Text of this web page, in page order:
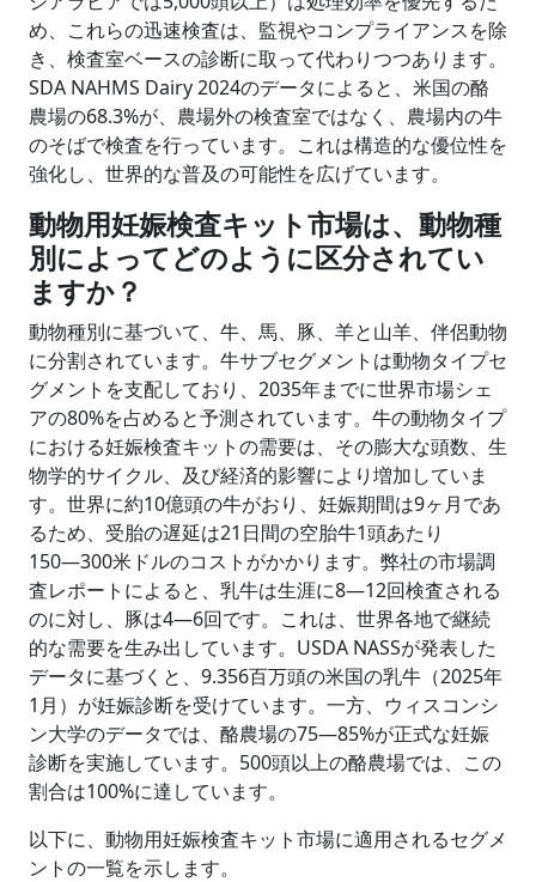
め、これらの迅速検査は、監視やコンプライアンスを除
き、検査室ベースの診断に取って代わりつつあります。
SDA NAHMS Dairy 2024のデータによると、米国の酪
農場の68.3%が、農場外の検査室ではなく、農場内の牛
のそばで検査を行っています。これは構造的な優位性を
強化し、世界的な普及の可能性を広げています。
動物用妊娠検査キット市場は、 動物種
別によってどのように区分されてい
ますか？
動物種別に基づいて、牛、馬、豚、羊と山羊、伴侶動物
に分割されています。牛サブセグメントは動物タイプセ
グメントを支配しており、2035年までに世界市場シェ
アの80%を占めると予測されています。牛の動物タイプ
における妊娠検査キットの需要は、その膨大な頭数、生
物学的サイクル、及び経済的影響により増加していま
す。世界に約10億頭の牛がおり、妊娠期間は9ヶ月であ
るため、受胎の遅延は21日間の空胎牛1頭あたり
150―300米ドルのコストがかかります。弊社の市場調
査レポートによると、乳牛は生涯に8―12回検査される
のに対し、豚は4―6回です。これは、世界各地で継続
的な需要を生み出しています。USDA NASSが発表した
データに基づくと、9.356百万頭の米国の乳牛（2025年
1月）が妊娠診断を受けています。一方、ウィスコンシ
ン大学のデータでは、酪農場の75―85%が正式な妊娠
診断を実施しています。500頭以上の酪農場では、この
割合は100%に達しています。
以下に、動物用妊娠検査キット市場に適用されるセグメ
ントの一覧を示します。